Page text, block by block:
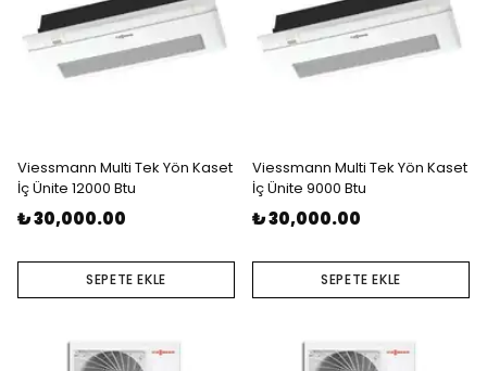
Viessmann Multi Tek Yön Kaset
İç Ünite 12000 Btu
₺ 30,000.00
SEPETE EKLE
Viessmann Multi Tek Yön Kaset
İç Ünite 9000 Btu
₺ 30,000.00
SEPETE EKLE